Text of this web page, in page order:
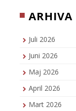
ARHIVA
Juli 2026
Juni 2026
Maj 2026
April 2026
Mart 2026